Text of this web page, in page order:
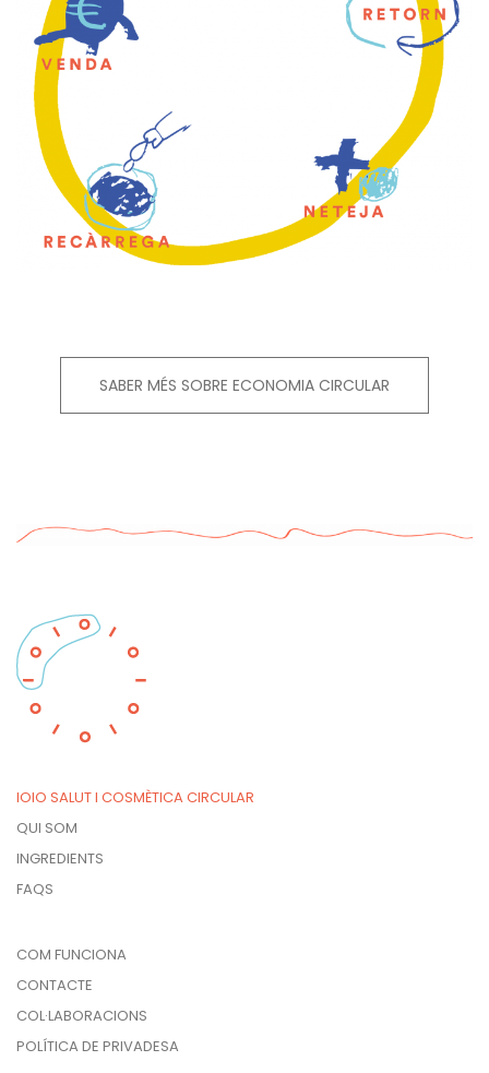
SABER MÉS SOBRE ECONOMIA CIRCULAR
IOIO SALUT I COSMÈTICA CIRCULAR
QUI SOM
INGREDIENTS
FAQS
COM FUNCIONA
CONTACTE
COL·LABORACIONS
POLÍTICA DE PRIVADESA